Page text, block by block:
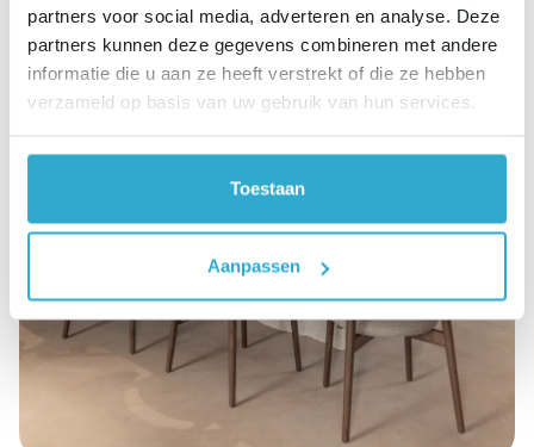
partners voor social media, adverteren en analyse. Deze
partners kunnen deze gegevens combineren met andere
informatie die u aan ze heeft verstrekt of die ze hebben
verzameld op basis van uw gebruik van hun services.
Toestaan
Aanpassen